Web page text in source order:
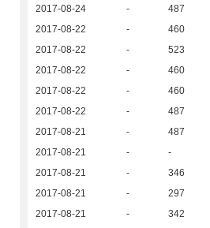
2017-08-24
- 487
2017-08-22
- 460
2017-08-22
- 523
2017-08-22
- 460
2017-08-22
- 460
2017-08-22
- 487
2017-08-21
- 487
2017-08-21
- -
2017-08-21
- 346
2017-08-21
- 297
2017-08-21
- 342